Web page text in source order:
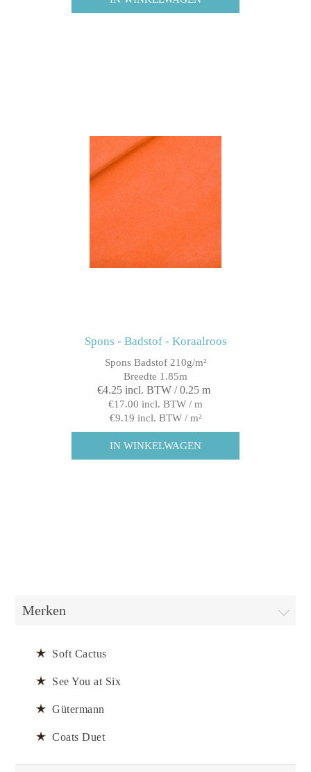
Spons - Badstof - Koraalroos
Spons Badstof 210g/m²
Breedte 1.85m
€4.25 incl. BTW / 0.25 m
€17.00 incl. BTW / m
€9.19 incl. BTW / m²
Merken
Soft Cactus
See You at Six
Gütermann
Coats Duet